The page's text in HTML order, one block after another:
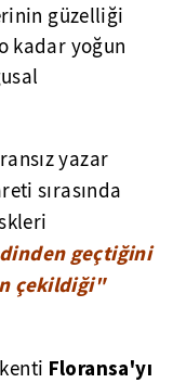
güzelliği
kadar yoğun
yazar
sırasında
geçtiğini
çekildiği"
Floransa'yı